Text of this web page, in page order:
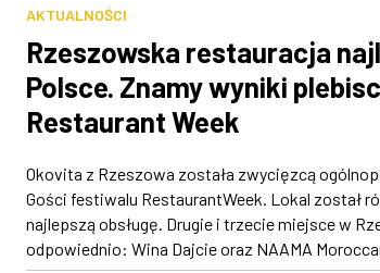
AKTUALNOŚCI
Rzeszowska restauracja
Polsce. Znamy wyniki
Restaurant Week
Okovita z Rzeszowa została zwycięzcą
Gości festiwalu RestaurantWeek. Lokal został
najlepszą obsługę. Drugie i trzecie miejsce w
odpowiednio: Wina Dajcie oraz NAAMA